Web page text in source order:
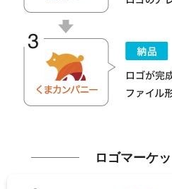
ロゴマーケ